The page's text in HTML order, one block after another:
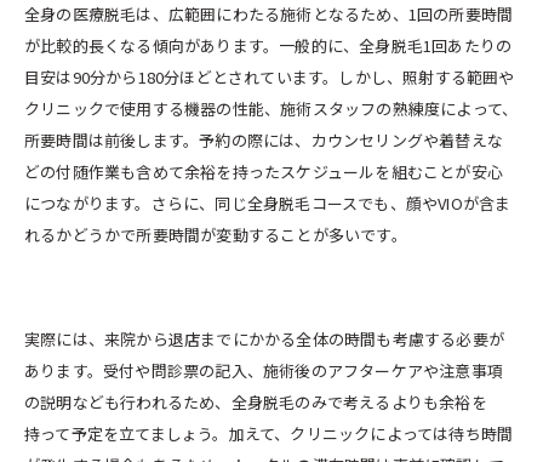
全身の医療脱毛は、広範囲にわたる施術となるため、1回の所要時間
が比較的長くなる傾向があります。一般的に、全身脱毛1回あたりの
目安は90分から180分ほどとされています。しかし、照射する範囲や
クリニックで使用する機器の性能、施術スタッフの熟練度によって、
所要時間は前後します。予約の際には、カウンセリングや着替えな
どの付随作業も含めて余裕を持ったスケジュールを組むことが安心
につながります。さらに、同じ全身脱毛コースでも、顔やVIOが含ま
れるかどうかで所要時間が変動することが多いです。
実際には、来院から退店までにかかる全体の時間も考慮する必要が
あります。受付や問診票の記入、施術後のアフターケアや注意事項
の説明なども行われるため、全身脱毛のみで考えるよりも余裕を
持って予定を立てましょう。加えて、クリニックによっては待ち時間